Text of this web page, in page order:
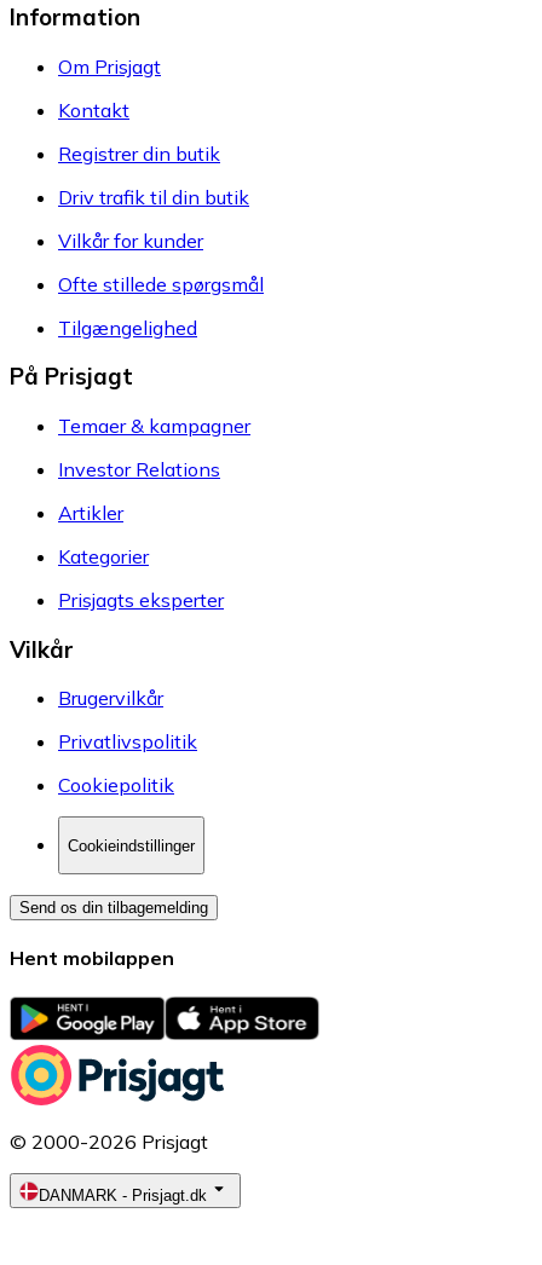
Information
Om Prisjagt
Kontakt
Registrer din butik
Driv trafik til din butik
Vilkår for kunder
Ofte stillede spørgsmål
Tilgængelighed
På Prisjagt
Temaer & kampagner
Investor Relations
Artikler
Kategorier
Prisjagts eksperter
Vilkår
Brugervilkår
Privatlivspolitik
Cookiepolitik
Cookieindstillinger
Send os din tilbagemelding
Hent mobilappen
© 2000-2026 Prisjagt
DANMARK - Prisjagt.dk